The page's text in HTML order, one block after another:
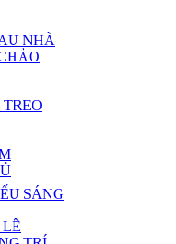
NHÀ
SÁNG